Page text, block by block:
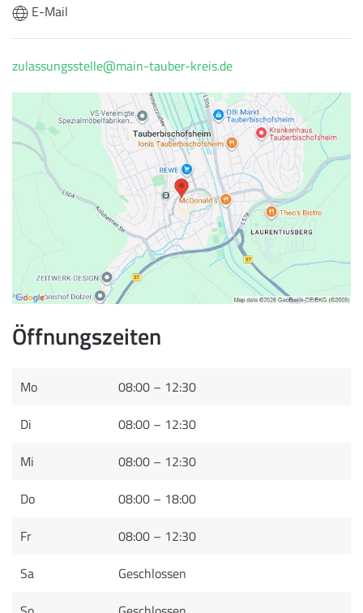
E-Mail
zulassungsstelle@main-tauber-kreis.de
Öffnungszeiten
Mo
08:00 – 12:30
Di
08:00 – 12:30
Mi
08:00 – 12:30
Do
08:00 – 18:00
Fr
08:00 – 12:30
Sa
Geschlossen